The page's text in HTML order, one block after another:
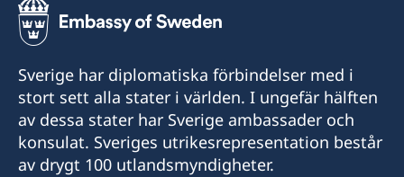
Sverige har diplomatiska förbindelser med i
stort sett alla stater i världen. I ungefär hälften
av dessa stater har Sverige ambassader och
konsulat. Sveriges utrikesrepresentation består
av drygt 100 utlandsmyndigheter.